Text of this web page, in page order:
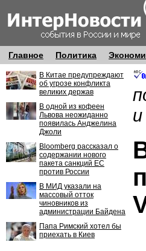
Главное Политика
В Китае предупреждают
об угрозе конфликта
великих держав
В одной из кофеен
Львова неожиданно
появилась Анджелина
Джоли
Bloomberg рассказал о
содержании нового
пакета санкций ЕС
против России
В МИД указали на
массовый отток
чиновников из
администрации Байдена
Папа Римский хотел бы
приехать в Киев